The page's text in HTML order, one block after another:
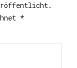
*